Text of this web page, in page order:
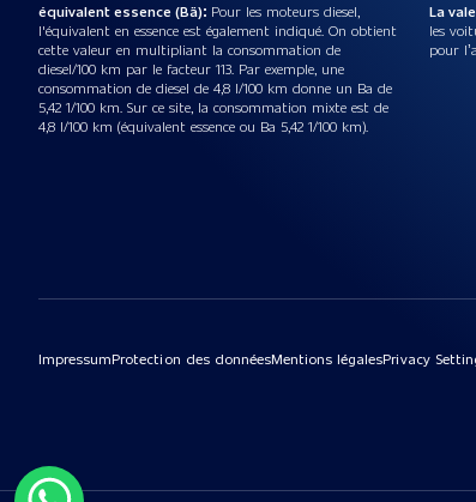
équivalent essence (Bä): Pour les moteurs diesel,
l'équivalent en essence est également indiqué. On obtient
cette valeur en multipliant la consommation de
diesel/100 km par le facteur 113. Par exemple, une
consommation de diesel de 4,8 l/100 km donne un Ba de
5,42 1/100 km. Sur ce site, la consommation mixte est de
4,8 l/100 km (équivalent essence ou Ba 5,42 1/100 km).
La
les
pour
ImpressumProtection des donnéesMentions légalesPrivacy